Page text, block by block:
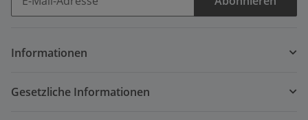
Informationen
Gesetzliche Informationen